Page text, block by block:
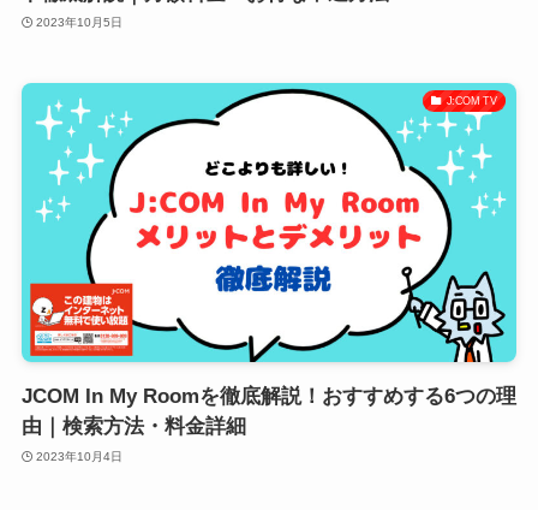
2023年10月5日
J:COM TV
JCOM In My Roomを徹底解説！おすすめする6つの理
由｜検索方法・料金詳細
2023年10月4日